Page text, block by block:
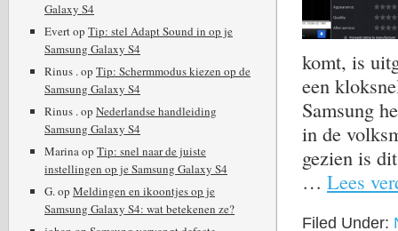
komt, is
een
Samsung
in de
gezien is
… Lees
Filed Under:
Galaxy S4
Evertop Tip: stel Adapt Sound in op je
Samsung Galaxy S4
Rinus .op Tip: Schermmodus kiezen op de
Samsung Galaxy S4
Rinus .op Nederlandse handleiding
Samsung Galaxy S4
Marinaop Tip: snel naar de juiste
instellingen op je Samsung Galaxy S4
G.op Meldingen en ikoontjes op je
Samsung Galaxy S4: wat betekenen ze?